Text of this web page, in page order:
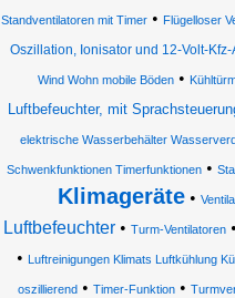
Standventilatoren mit Timer• Flügelloser
Oszillation, Ionisator und 12-Volt-Kfz-
Wind Wohn mobile Böden •
Luftbefeuchter, mit
elektrische Wasserbehälter
Schwenkfunktionen Timerfunktionen•
Klimageräte•
Luftbefeuchter• Turm-Ventilatoren
• Luftreinigungen Klimats Luftkühlung
oszillierend• Timer-Funktion•